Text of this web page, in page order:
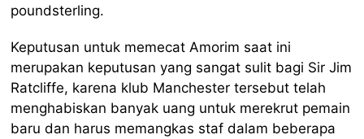
poundsterling.
Keputusan untuk memecat Amorim saat ini
merupakan keputusan yang sangat sulit bagi Sir Jim
Ratcliffe, karena klub Manchester tersebut telah
menghabiskan banyak uang untuk merekrut pemain
baru dan harus memangkas staf dalam beberapa